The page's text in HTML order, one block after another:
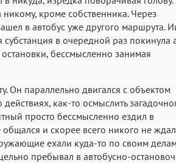
никому, кроме собственника. Через
в автобус уже другого маршрута.
в очередной раз покинула
бессмысленно занимая
Он параллельно двигался с объектом
как-то осмыслить
просто бессмысленно ездил в
и скорее всего никого не
ехали куда-то по своим
пребывал в автобусно-